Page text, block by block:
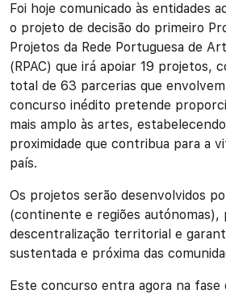
Foi hoje comunicado às entidades
o projeto de decisão do primeiro
Projetos da Rede Portuguesa de
(RPAC) que irá apoiar 19 projetos,
total de 63 parcerias que
concurso inédito pretende
mais amplo às artes,
proximidade que contribua para a
país.
Os projetos serão desenvolvidos
(continente e regiões autónomas),
descentralização territorial e
sustentada e próxima das
Este concurso entra agora na fase